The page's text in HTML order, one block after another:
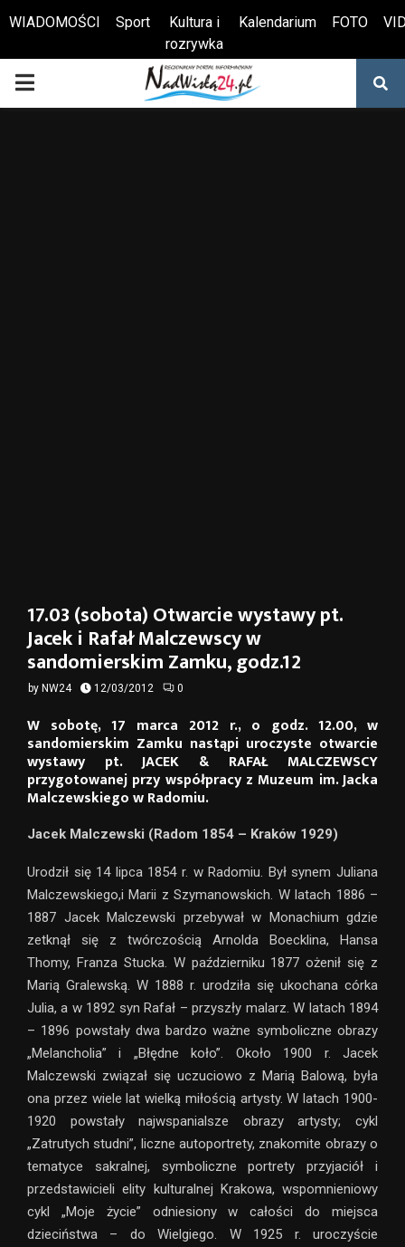
Otwórz pasek narzędzi
WIADOMOŚCI Sport
Kultura i
rozrywka
Kalendarium FOTO
PRIMARY
17.03 (sobota) Otwarcie wystawy pt.
Jacek i Rafał Malczewscy w
sandomierskim Zamku, godz.12
by NW24 12/03/2012 0
W sobotę, 17 marca 2012 r., o godz. 12.00, w
sandomierskim Zamku nastąpi uroczyste otwarcie
wystawy pt. JACEK & RAFAŁ MALCZEWSCY
przygotowanej przy współpracy z Muzeum im. Jacka
Malczewskiego w Radomiu.
Jacek Malczewski (Radom 1854 – Kraków 1929)
Urodził się 14 lipca 1854 r. w Radomiu. Był synem Juliana
Malczewskiego,i Marii z Szymanowskich. W latach 1886 –
1887 Jacek Malczewski przebywał w Monachium gdzie
zetknął się z twórczością Arnolda Boecklina, Hansa
Thomy, Franza Stucka. W październiku 1877 ożenił się z
Marią Gralewską. W 1888 r. urodziła się ukochana córka
Julia, a w 1892 syn Rafał – przyszły malarz. W latach 1894
– 1896 powstały dwa bardzo ważne symboliczne obrazy
„Melancholia” i „Błędne koło”. Około 1900 r. Jacek
Malczewski związał się uczuciowo z Marią Balową, była
ona przez wiele lat wielką miłością artysty. W latach 1900-
1920 powstały najwspanialsze obrazy artysty; cykl
„Zatrutych studni”, liczne autoportrety, znakomite obrazy o
tematyce sakralnej, symboliczne portrety przyjaciół i
przedstawicieli elity kulturalnej Krakowa, wspomnieniowy
cykl „Moje życie” odniesiony w całości do miejsca
dzieciństwa – do Wielgiego. W 1925 r. uroczyście